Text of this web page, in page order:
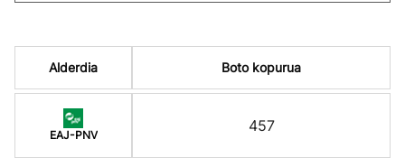
Alderdia
EAJ-PNV
Boto kopurua
457